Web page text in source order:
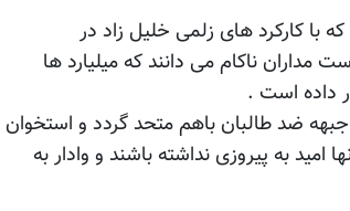
با کارکرد های زلمی خلیل زاد در
مداران ناکام می دانند که میلیارد ها
داده است .
جبهه ضد طالبان باهم متحد گردد و استخوان
به پیروزی نداشته باشند و وادار به